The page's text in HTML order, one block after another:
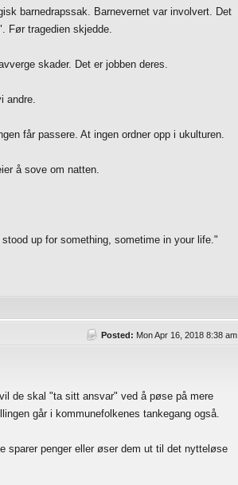
barnedrapssak. Barnevernet var involvert. Det
Før tragedien skjedde.
skader. Det er jobben deres.
andre.
får passere. At ingen ordner opp i ukulturen.
å sove om natten.
up for something, sometime in your life."
Posted: Mon Apr 16, 2018 8:38 am
de skal "ta sitt ansvar" ved å pøse på mere
går i kommunefolkenes tankegang også.
sparer penger eller øser dem ut til det nytteløse